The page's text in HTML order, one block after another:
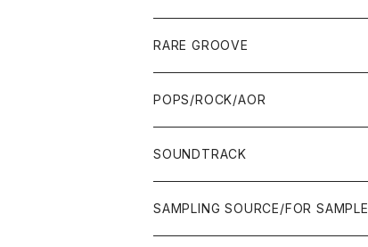
JAPAN ONLY RELEASE/REMIX
JAPAN ONLY RELEASE/REMIX
CD ALBUM
80'S
80'S
60'S/70'S
80'S
70'S
80'S
12"/7"
70'S
80'S
JAZZ
FUSION
RARE GROOVE
POPS/ROCK/AOR
POPS/S.S.W.
ROCK/AOR
SOUNDTRACK
LP
SAMPLING SOURCE/FOR SAMPLE